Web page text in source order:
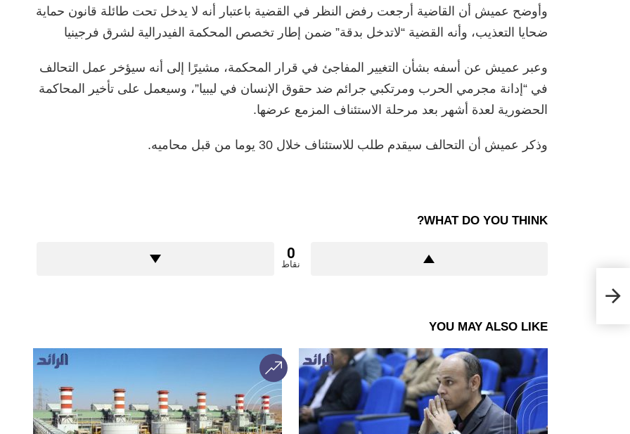
وأوضح عميش أن القاضية أرجعت رفض النظر في القضية باعتبار أنه لا يدخل تحت طائلة قانون حماية
ضحايا التعذيب، وأنه القضية “لاتدخل بدقة” ضمن إطار تخصص المحكمة الفيدرالية لشرق فرجينيا
وعبر عميش عن أسفه بشأن التغيير المفاجئ في قرار المحكمة، مشيرًا إلى أنه سيؤخر عمل التحالف
في “إدانة مجرمي الحرب ومرتكبي جرائم ضد حقوق الإنسان في ليبيا”، وسيعمل على تأخير المحاكمة
الحضورية لعدة أشهر بعد مرحلة الاستئناف المزمع عرضها.
وذكر عميش أن التحالف سيقدم طلب للاستئناف خلال 30 يوما من قبل محاميه.
WHAT DO YOU THINK?
0
نقاط
YOU MAY ALSO LIKE